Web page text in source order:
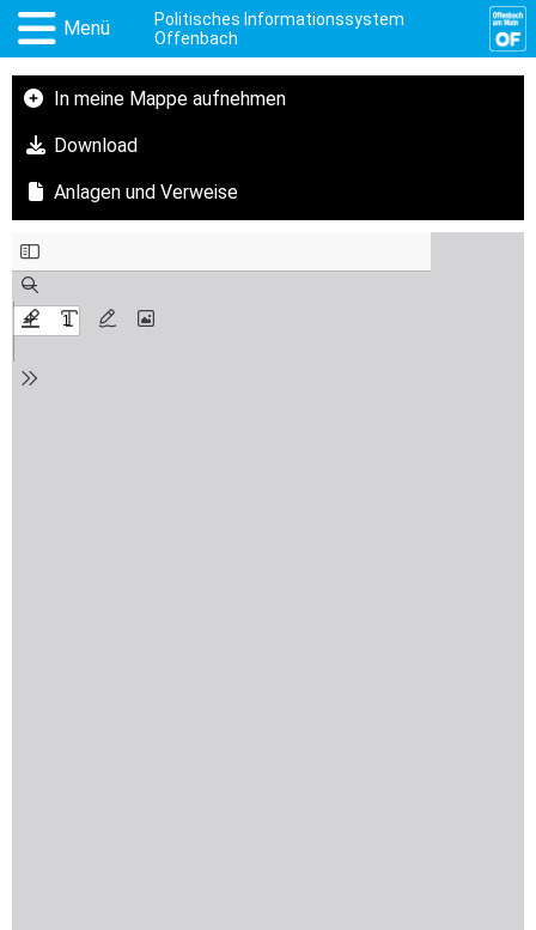
Menü
Politisches Informationssystem
Offenbach
In meine Mappe aufnehmen
Download
Anlagen und Verweise